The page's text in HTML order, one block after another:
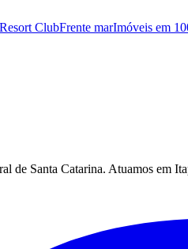
ClubFrente marImóveis em
de Santa Catarina. Atuamos em